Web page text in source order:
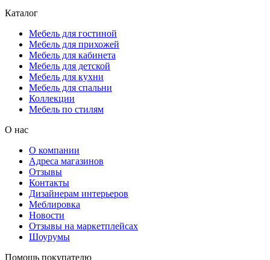
Каталог
Мебель для гостиной
Мебель для прихожей
Мебель для кабинета
Мебель для детской
Мебель для кухни
Мебель для спальни
Коллекции
Мебель по стилям
О нас
О компании
Адреса магазинов
Отзывы
Контакты
Дизайнерам интерьеров
Меблировка
Новости
Отзывы на маркетплейсах
Шоурумы
Помощь покупателю